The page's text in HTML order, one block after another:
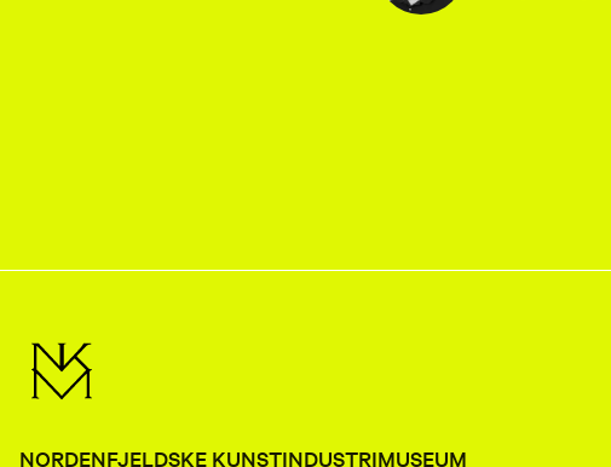
NORDENFJELDSKE KUNSTINDUSTRIMUSEUM